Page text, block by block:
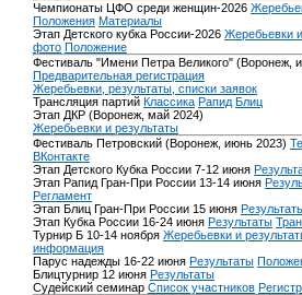
Чемпионаты ЦФО среди женщин-2026
Положения Материалы
Этап Детского кубка России-2026 Жеребьевки
фото Положение
Фестиваль "Имени Петра Великого" (Воронеж,
Предварительная регистрация
Жеребьевки, результаты, списки заявок
Трансляция партий Классика Рапид Блиц
Этап ДКР (Воронеж, май 2024)
Жеребьевки и результаты
Фестиваль Петровский (Воронеж, июнь 2023)
ВКонтакте
Этап Детского Кубка России 7-12 июня
Этап Рапид Гран-При России 13-14 июня
Регламент
Этап Блиц Гран-При России 15 июня
Этап Кубка России 16-24 июня Результаты
Турнир Б 10-14 ноября Жеребьевки и
информация
Парус надежды 16-22 июня Результаты
Блицтурнир 12 июня Результаты
Судейский семинар Список участников